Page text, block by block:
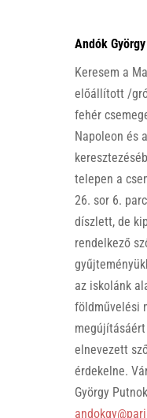
Andók György
Keresem a
előállított /
fehér
Napoleon és
telepen a
26. sor 6.
díszlett, de
rendelkező
az iskolánk
földművelési
elnevezett
érdekelne.
György